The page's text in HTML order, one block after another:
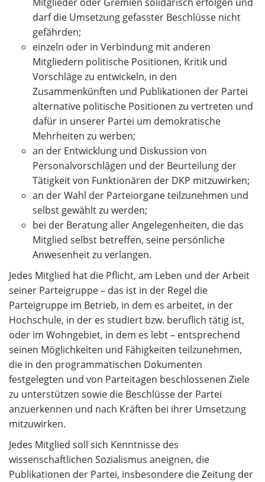
darf die Umsetzung gefasster Beschlüsse nicht
gefährden;
einzeln oder in Verbindung mit anderen
Mitgliedern politische Positionen, Kritik und
Vorschläge zu entwickeln, in den
Zusammenkünften und Publikationen der Partei
alternative politische Positionen zu vertreten und
dafür in unserer Partei um demokratische
Mehrheiten zu werben;
an der Entwicklung und Diskussion von
Personalvorschlägen und der Beurteilung der
Tätigkeit von Funktionären der DKP mitzuwirken;
an der Wahl der Parteiorgane teilzunehmen und
selbst gewählt zu werden;
bei der Beratung aller Angelegenheiten, die das
Mitglied selbst betreffen, seine persönliche
Anwesenheit zu verlangen.
Jedes Mitglied hat die Pflicht, am Leben und der Arbeit
seiner Parteigruppe – das ist in der Regel die
Parteigruppe im Betrieb, in dem es arbeitet, in der
Hochschule, in der es studiert bzw. beruflich tätig ist,
oder im Wohngebiet, in dem es lebt – entsprechend
seinen Möglichkeiten und Fähigkeiten teilzunehmen,
die in den programmatischen Dokumenten
festgelegten und von Parteitagen beschlossenen Ziele
zu unterstützen sowie die Beschlüsse der Partei
anzuerkennen und nach Kräften bei ihrer Umsetzung
mitzuwirken.
Jedes Mitglied soll sich Kenntnisse des
wissenschaftlichen Sozialismus aneignen, die
Publikationen der Partei, insbesondere die Zeitung der